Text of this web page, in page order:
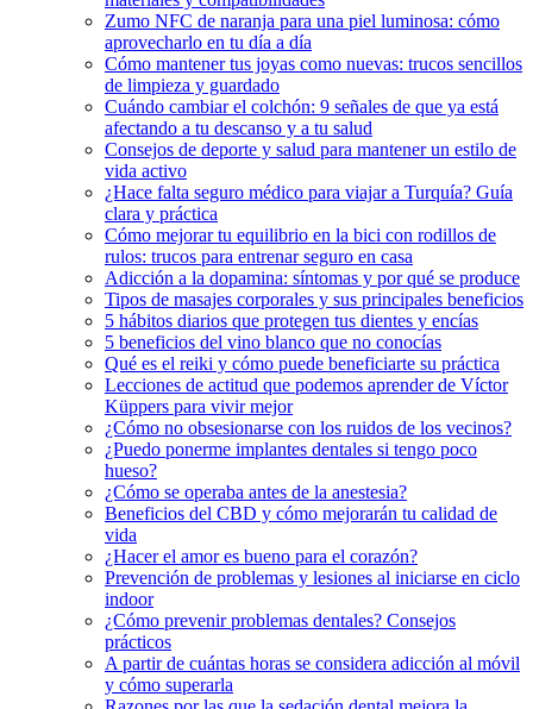
Zumo NFC de naranja para una piel luminosa: cómo
aprovecharlo en tu día a día
Cómo mantener tus joyas como nuevas: trucos sencillos
de limpieza y guardado
Cuándo cambiar el colchón: 9 señales de que ya está
afectando a tu descanso y a tu salud
Consejos de deporte y salud para mantener un estilo de
vida activo
¿Hace falta seguro médico para viajar a Turquía? Guía
clara y práctica
Cómo mejorar tu equilibrio en la bici con rodillos de
rulos: trucos para entrenar seguro en casa
Adicción a la dopamina: síntomas y por qué se produce
Tipos de masajes corporales y sus principales beneficios
5 hábitos diarios que protegen tus dientes y encías
5 beneficios del vino blanco que no conocías
Qué es el reiki y cómo puede beneficiarte su práctica
Lecciones de actitud que podemos aprender de Víctor
Küppers para vivir mejor
¿Cómo no obsesionarse con los ruidos de los vecinos?
¿Puedo ponerme implantes dentales si tengo poco
hueso?
¿Cómo se operaba antes de la anestesia?
Beneficios del CBD y cómo mejorarán tu calidad de
vida
¿Hacer el amor es bueno para el corazón?
Prevención de problemas y lesiones al iniciarse en ciclo
indoor
¿Cómo prevenir problemas dentales? Consejos
prácticos
A partir de cuántas horas se considera adicción al móvil
y cómo superarla